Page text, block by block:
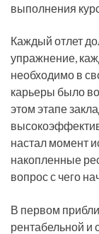
выполнения
Каждый отлет
упражнение,
необходимо в
карьеры было
этом этапе
настал момент
накопленные
вопрос с чего
В первом
рентабельной и